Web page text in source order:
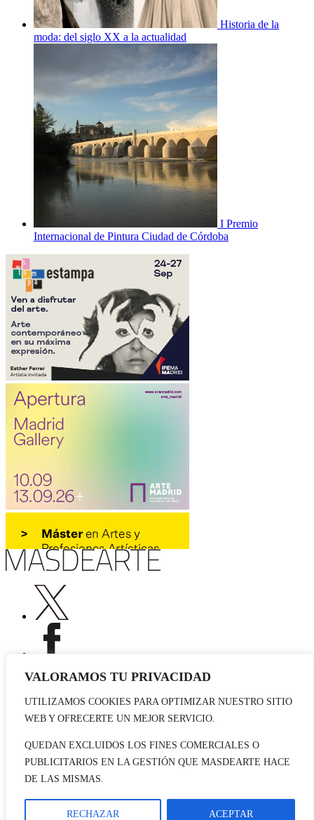
VALORAMOS TU PRIVACIDAD
UTILIZAMOS COOKIES PARA OPTIMIZAR NUESTRO SITIO
WEB Y OFRECERTE UN MEJOR SERVICIO.
QUEDAN EXCLUIDOS LOS FINES COMERCIALES O
PUBLICITARIOS EN LA GESTIÓN QUE MASDEARTE HACE
DE LAS MISMAS.
RECHAZAR ACEPTAR
Historia de la
moda: del siglo XX a la actualidad
I Premio
Internacional de Pintura Ciudad de Córdoba
Publicidad
Contacto
© 2026 masdearte. Información de exposiciones, museos y artistas
Política de cookies
Política de Privacidad